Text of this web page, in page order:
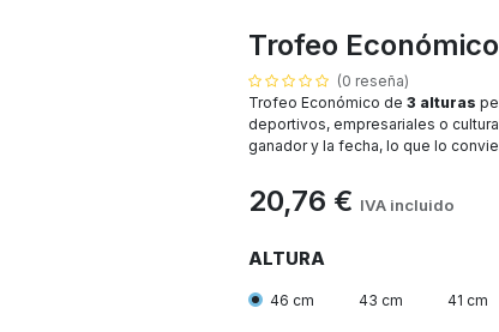
Trofeo
(0 reseña)
Trofeo Económico de 3 alturas
deportivos, empresariales o
ganador y la fecha, lo que lo
20,76 € IVA incluido
ALTURA
46 cm 43 cm 41 cm